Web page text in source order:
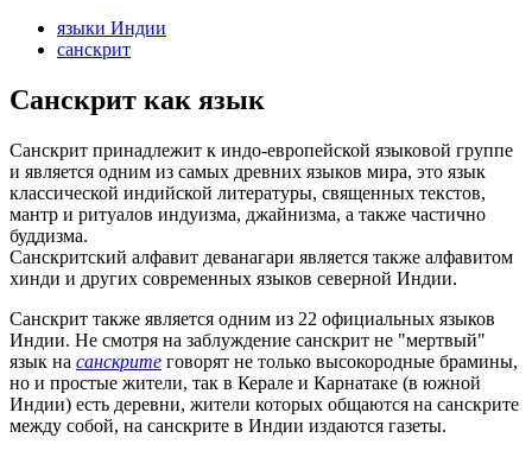
языки Индии
санскрит
Санскрит как язык
Санскрит принадлежит к индо-европейской языковой группе
и является одним из самых древних языков мира, это язык
классической индийской литературы, священных текстов,
мантр и ритуалов индуизма, джайнизма, а также частично
буддизма.
Санскритский алфавит деванагари является также алфавитом
хинди и других современных языков северной Индии.
Санскрит также является одним из 22 официальных языков
Индии. Не смотря на заблуждение санскрит не "мертвый"
язык на санскрите говорят не только высокородные брамины,
но и простые жители, так в Керале и Карнатаке (в южной
Индии) есть деревни, жители которых общаются на санскрите
между собой, на санскрите в Индии издаются газеты.